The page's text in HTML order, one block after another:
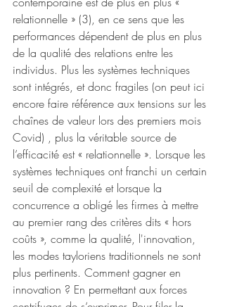
relationnelle » (3), en ce sens que les
performances dépendent de plus en plus
de la qualité des relations entre les
individus. Plus les systèmes techniques
sont intégrés, et donc fragiles (on peut ici
encore faire référence aux tensions sur les
chaînes de valeur lors des premiers mois
Covid) , plus la véritable source de
l’efficacité est « relationnelle ». Lorsque les
systèmes techniques ont franchi un certain
seuil de complexité et lorsque la
concurrence a obligé les firmes à mettre
au premier rang des critères dits « hors
coûts », comme la qualité, l'innovation,
les modes tayloriens traditionnels ne sont
plus pertinents. Comment gagner en
innovation ? En permettant aux forces